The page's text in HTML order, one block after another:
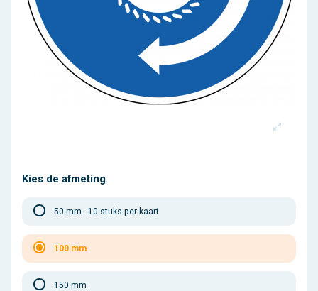
Kies de afmeting
50 mm - 10 stuks per kaart
100 mm
150 mm